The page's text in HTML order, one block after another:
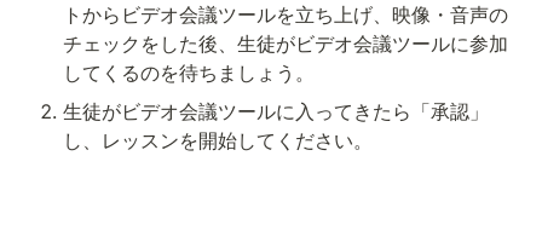
トからビデオ会議ツールを立ち上げ、映像・音声の
チェックをした後、生徒がビデオ会議ツールに参加
してくるのを待ちましょう。
生徒がビデオ会議ツールに入ってきたら「承認」
し、レッスンを開始してください。